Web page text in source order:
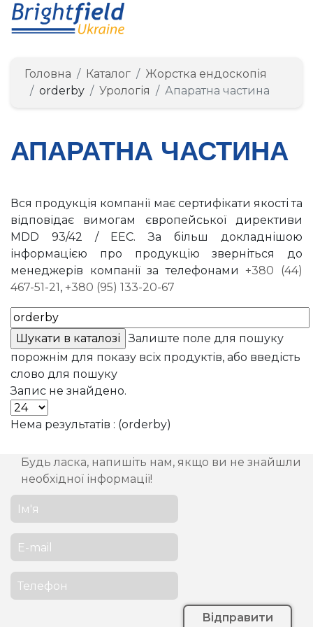
Головна Каталог
Жорстка ендоскопія
orderby
Урологія Апаратна частина
АПАРАТНА ЧАСТИНА
Вся продукція компанії має сертифікати якості та
відповідає вимогам європейської директиви
MDD 93/42 / EEC. За більш докладнішою
інформацією про продукцію зверніться до
менеджерів компанії за телефонами+380 (44)
467-51-21, +380 (95) 133-20-67
Залиште поле для пошуку
порожнім для показу всіх продуктів, або введість
слово для пошуку
Запис не знайдено.
Нема результатів : (orderby)
Будь ласка, напишіть нам, якщо ви не знайшли
необхідної інформації!
Відправити